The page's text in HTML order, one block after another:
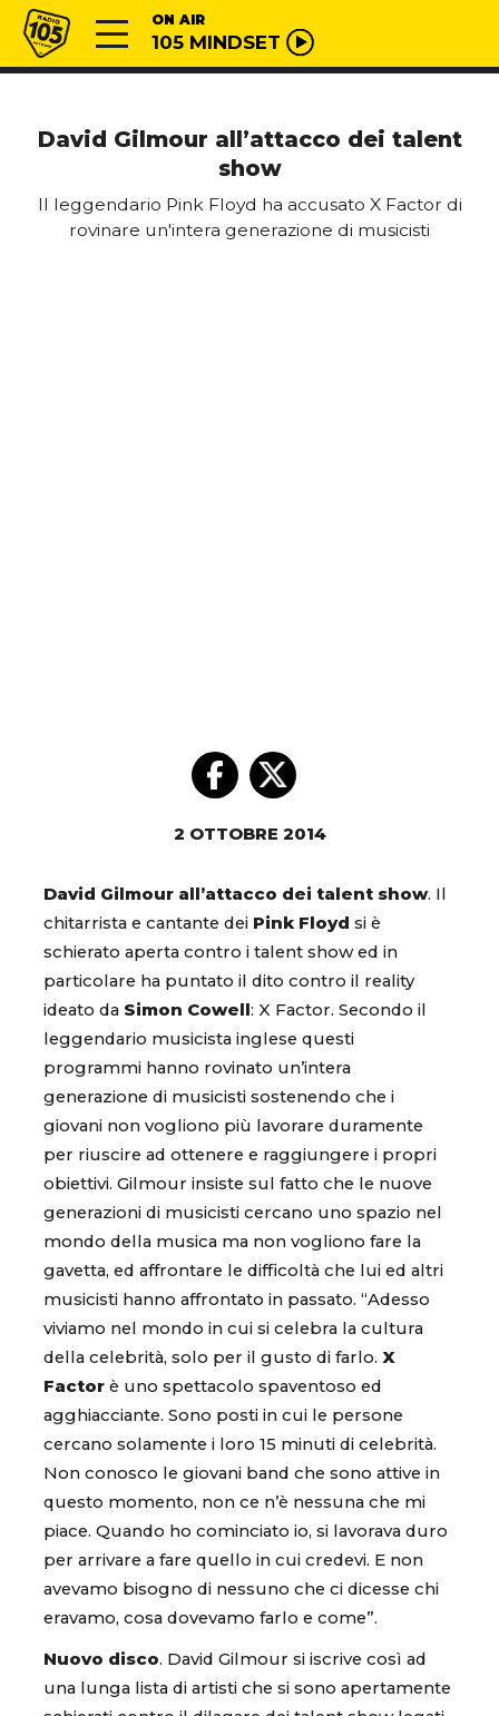
Vai al contenuto
Radio 105 ON AIR
105 MINDSET
David Gilmour all’attacco dei talent
show
Il leggendario Pink Floyd ha accusato X Factor di
rovinare un'intera generazione di musicisti
2 OTTOBRE 2014
David Gilmour all’attacco dei talent show. Il
chitarrista e cantante dei Pink Floyd si è
schierato aperta contro i talent show ed in
particolare ha puntato il dito contro il reality
ideato da Simon Cowell: X Factor. Secondo il
leggendario musicista inglese questi
programmi hanno rovinato un’intera
generazione di musicisti sostenendo che i
giovani non vogliono più lavorare duramente
per riuscire ad ottenere e raggiungere i propri
obiettivi. Gilmour insiste sul fatto che le nuove
generazioni di musicisti cercano uno spazio nel
mondo della musica ma non vogliono fare la
gavetta, ed affrontare le difficoltà che lui ed altri
musicisti hanno affrontato in passato. “Adesso
viviamo nel mondo in cui si celebra la cultura
della celebrità, solo per il gusto di farlo. X
Factor è uno spettacolo spaventoso ed
agghiacciante. Sono posti in cui le persone
cercano solamente i loro 15 minuti di celebrità.
Non conosco le giovani band che sono attive in
questo momento, non ce n’è nessuna che mi
piace. Quando ho cominciato io, si lavorava duro
per arrivare a fare quello in cui credevi. E non
avevamo bisogno di nessuno che ci dicesse chi
eravamo, cosa dovevamo farlo e come”.
Nuovo disco. David Gilmour si iscrive così ad
una lunga lista di artisti che si sono apertamente